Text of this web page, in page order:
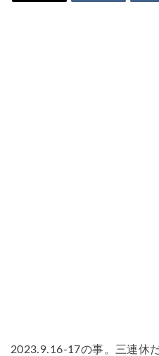
2023.9.16-17の事。三連休